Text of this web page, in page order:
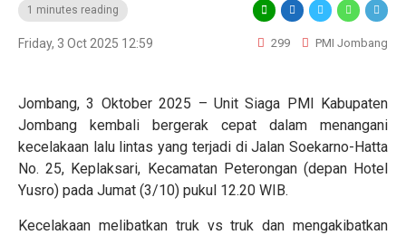
1 minutes reading
Friday, 3 Oct 2025 12:59 299 PMI Jombang
Jombang, 3 Oktober 2025 – Unit Siaga PMI Kabupaten
Jombang kembali bergerak cepat dalam menangani
kecelakaan lalu lintas yang terjadi di Jalan Soekarno-Hatta
No. 25, Keplaksari, Kecamatan Peterongan (depan Hotel
Yusro) pada Jumat (3/10) pukul 12.20 WIB.
Kecelakaan melibatkan truk vs truk dan mengakibatkan